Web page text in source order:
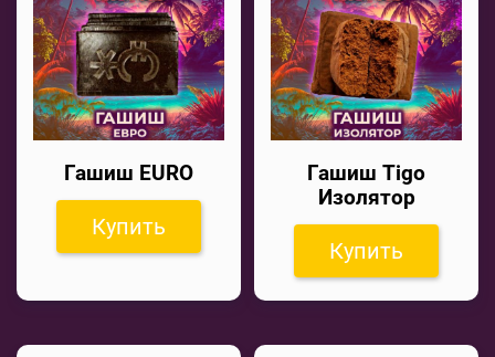
Гашиш EURO
Купить
Гашиш Tigo
Изолятор
Купить